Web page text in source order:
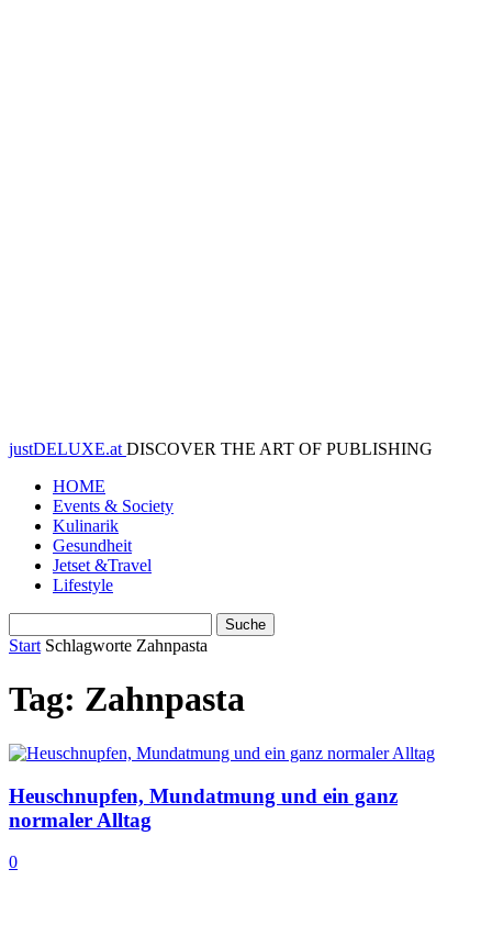
justDELUXE.at DISCOVER THE ART OF PUBLISHING
HOME
Events & Society
Kulinarik
Gesundheit
Jetset &Travel
Lifestyle
Start Schlagworte Zahnpasta
Tag: Zahnpasta
Heuschnupfen, Mundatmung und ein ganz
normaler Alltag
0